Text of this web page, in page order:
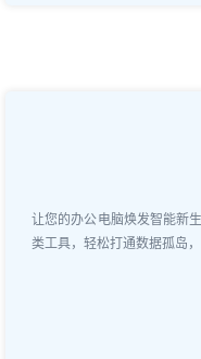
让您的办公电脑焕发智能新
类工具，轻松打通数据孤岛